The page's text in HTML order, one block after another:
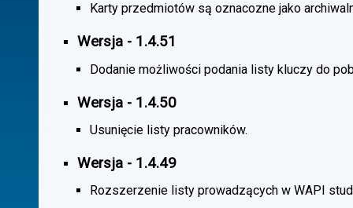
Karty przedmiotów są oznacozne jako
Wersja - 1.4.51
Dodanie możliwości podania listy kluczy do
Wersja - 1.4.50
Usunięcie listy pracowników.
Wersja - 1.4.49
Rozszerzenie listy prowadzących w WAPI